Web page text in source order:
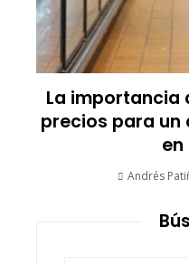
La importancia
precios para un
en
Andrés